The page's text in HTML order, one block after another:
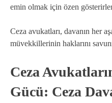
emin olmak için özen
Ceza avukatları, davanın her
müvekkillerinin haklarını
Ceza
Gücü: Ceza